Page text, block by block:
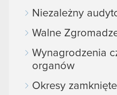
Niezależny
Walne
Wynagrodzenia
organów
Okresy zamknięte